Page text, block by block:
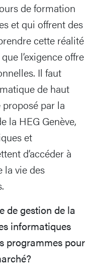
de formation
et qui offrent des
cette réalité
l’exigence offre
Il faut
de haut
proposé par la
la HEG Genève,
et
d’accéder à
la vie des
de gestion de la
informatiques
programmes pour